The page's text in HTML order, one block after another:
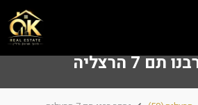
תם 7 הרצליה